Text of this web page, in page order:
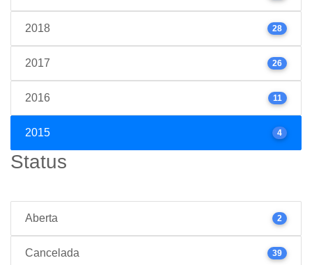
2018 28
2017 26
2016 11
2015 4
Status
Aberta 2
Cancelada 39